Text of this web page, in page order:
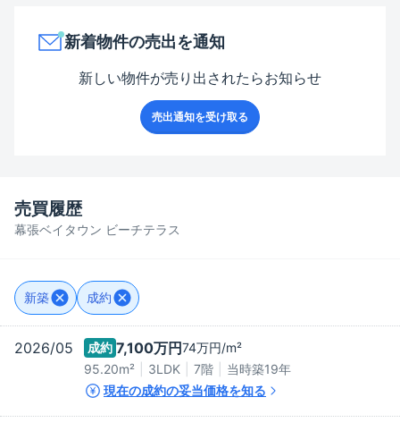
新着物件の売出を通知
新しい物件が売り出されたらお知らせ
売出通知を受け取る
幕張ベイタウン ビーチテラス
売買履歴
新築 成約
2026/05 成約 7,100万円74万円/m²
95.20m²
3LDK 7階 当時築19年
現在の成約の妥当価格を知る